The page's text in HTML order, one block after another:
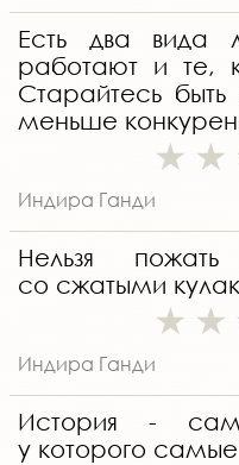
Есть два вида
работают и те,
Старайтесь
меньше
Индира Ганди
Нельзя
со сжатыми
Индира Ганди
История -
у которого